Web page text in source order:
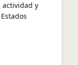
actividad y